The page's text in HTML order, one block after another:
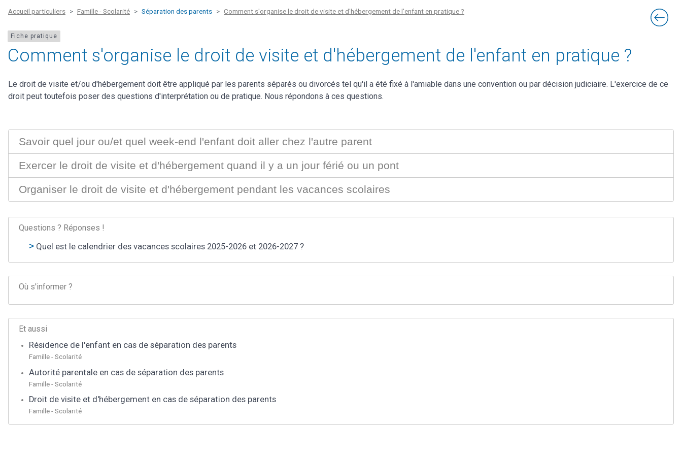
Accueil particuliers Famille - Scolarité Séparation des parents Comment s'organise le droit de visite et d'hébergement de l'enfant en pratique ?
Fiche pratique
Comment s'organise le droit de visite et d'hébergement de l'enfant en pratique ?
Le droit de visite et/ou d'hébergement doit être appliqué par les parents séparés ou divorcés tel qu'il a été fixé à l'amiable dans une convention ou par décision judiciaire. L'exercice de ce
droit peut toutefois poser des questions d'interprétation ou de pratique. Nous répondons à ces questions.
Savoir quel jour ou/et quel week-end l'enfant doit aller chez l'autre parent
Exercer le droit de visite et d'hébergement quand il y a un jour férié ou un pont
Organiser le droit de visite et d'hébergement pendant les vacances scolaires
Questions ? Réponses !
Quel est le calendrier des vacances scolaires 2025-2026 et 2026-2027 ?
Où s'informer ?
Et aussi
Résidence de l'enfant en cas de séparation des parents
Famille - Scolarité
Autorité parentale en cas de séparation des parents
Famille - Scolarité
Droit de visite et d'hébergement en cas de séparation des parents
Famille - Scolarité